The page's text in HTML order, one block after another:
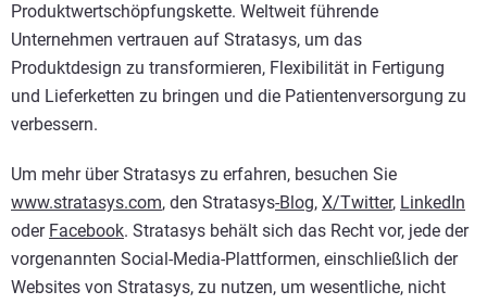
Produktwertschöpfungskette. Weltweit führende
Unternehmen vertrauen auf Stratasys, um das
Produktdesign zu transformieren, Flexibilität in Fertigung
und Lieferketten zu bringen und die Patientenversorgung zu
verbessern.
Um mehr über Stratasys zu erfahren, besuchen Sie
www.stratasys.com, den Stratasys-Blog, X/Twitter, LinkedIn
oder Facebook. Stratasys behält sich das Recht vor, jede der
vorgenannten Social-Media-Plattformen, einschließlich der
Websites von Stratasys, zu nutzen, um wesentliche, nicht